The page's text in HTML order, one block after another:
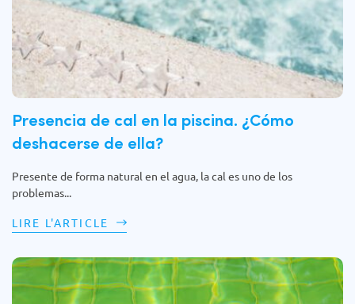
Presencia de cal en la piscina. ¿Cómo
deshacerse de ella?
Presente de forma natural en el agua, la cal es uno de los
problemas...
LIRE L'ARTICLE